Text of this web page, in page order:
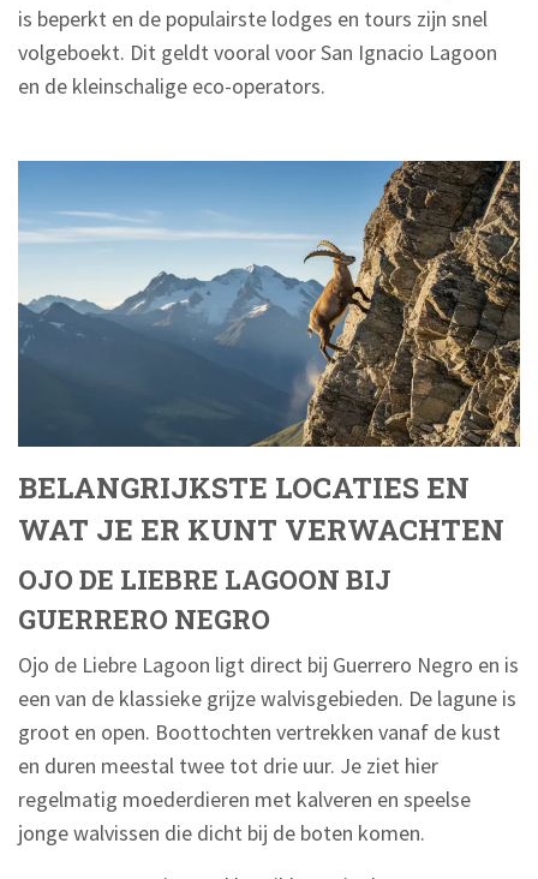
is beperkt en de populairste lodges en tours zijn snel
volgeboekt. Dit geldt vooral voor San Ignacio Lagoon
en de kleinschalige eco-operators.
BELANGRIJKSTE LOCATIES EN
WAT JE ER KUNT VERWACHTEN
OJO DE LIEBRE LAGOON BIJ
GUERRERO NEGRO
Ojo de Liebre Lagoon ligt direct bij Guerrero Negro en is
een van de klassieke grijze walvisgebieden. De lagune is
groot en open. Boottochten vertrekken vanaf de kust
en duren meestal twee tot drie uur. Je ziet hier
regelmatig moederdieren met kalveren en speelse
jonge walvissen die dicht bij de boten komen.